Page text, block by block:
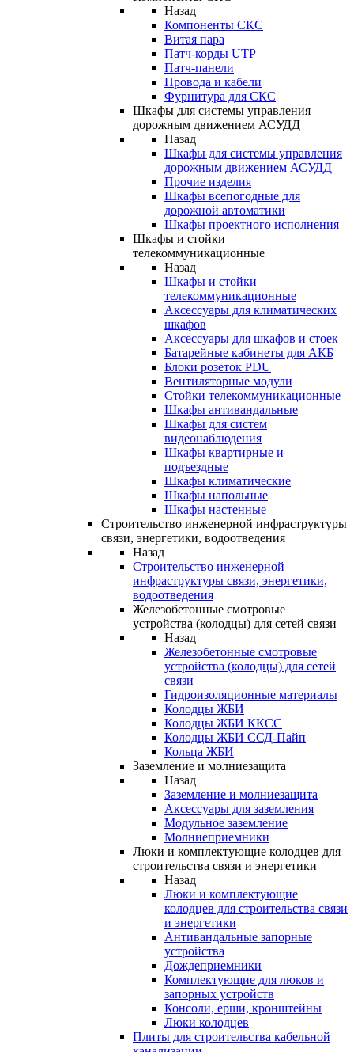
Назад
Компоненты СКС
Витая пара
Патч-корды UTP
Патч-панели
Провода и кабели
Фурнитура для СКС
Шкафы для системы управления
дорожным движением АСУДД
Назад
Шкафы для системы управления
дорожным движением АСУДД
Прочие изделия
Шкафы всепогодные для
дорожной автоматики
Шкафы проектного исполнения
Шкафы и стойки
телекоммуникационные
Назад
Шкафы и стойки
телекоммуникационные
Аксессуары для климатических
шкафов
Аксессуары для шкафов и стоек
Батарейные кабинеты для АКБ
Блоки розеток PDU
Вентиляторные модули
Стойки телекоммуникационные
Шкафы антивандальные
Шкафы для систем
видеонаблюдения
Шкафы квартирные и
подъездные
Шкафы климатические
Шкафы напольные
Шкафы настенные
Строительство инженерной инфраструктуры
связи, энергетики, водоотведения
Назад
Строительство инженерной
инфраструктуры связи, энергетики,
водоотведения
Железобетонные смотровые
устройства (колодцы) для сетей связи
Назад
Железобетонные смотровые
устройства (колодцы) для сетей
связи
Гидроизоляционные материалы
Колодцы ЖБИ
Колодцы ЖБИ ККСС
Колодцы ЖБИ ССД-Пайп
Кольца ЖБИ
Заземление и молниезащита
Назад
Заземление и молниезащита
Аксессуары для заземления
Модульное заземление
Молниеприемники
Люки и комплектующие колодцев для
строительства связи и энергетики
Назад
Люки и комплектующие
колодцев для строительства связи
и энергетики
Антивандальные запорные
устройства
Дождеприемники
Комплектующие для люков и
запорных устройств
Консоли, ерши, кронштейны
Люки колодцев
Плиты для строительства кабельной